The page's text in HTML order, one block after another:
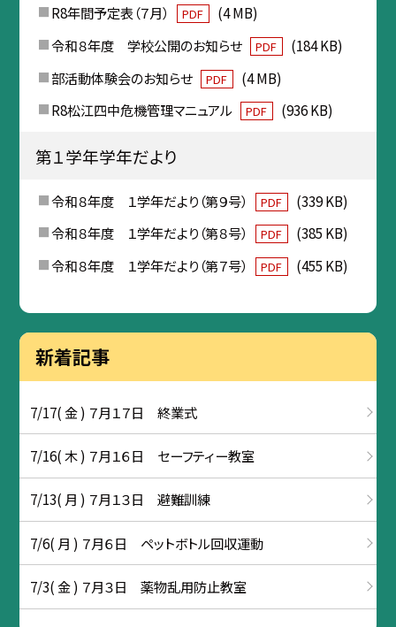
R8年間予定表（７月）
PDF
(4 MB)
令和８年度 学校公開のお知らせ
PDF
(184 KB)
部活動体験会のお知らせ
PDF
(4 MB)
R8松江四中危機管理マニュアル
PDF (936 KB)
第１学年学年だより
令和８年度 １学年だより（第９号） PDF
(339 KB)
令和８年度 １学年だより（第８号）
PDF
(385 KB)
令和８年度 １学年だより（第７号）
PDF (455 KB)
新着記事
7/17( 金 ) ７月１７日 終業式
7/16( 木 ) ７月１６日 セーフティー教室
7/13( 月 ) ７月１３日 避難訓練
7/6( 月 ) ７月６日 ペットボトル回収運動
7/3( 金 ) ７月３日 薬物乱用防止教室